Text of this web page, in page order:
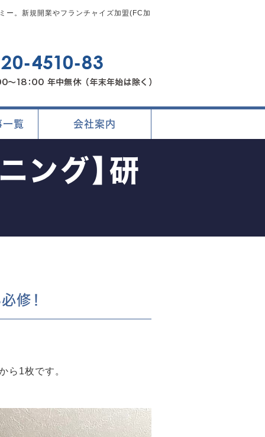
ー。新規開業やフランチャイズ加盟(FC加
一覧 会社案内
ング】研
修！
ら1枚です。